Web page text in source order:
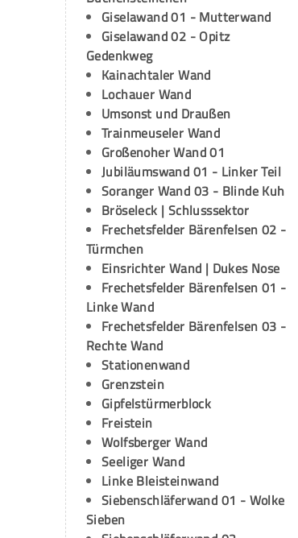
Giselawand 01 - Mutterwand
Giselawand 02 - Opitz
Gedenkweg
Kainachtaler Wand
Lochauer Wand
Umsonst und Draußen
Trainmeuseler Wand
Großenoher Wand 01
Jubiläumswand 01 - Linker Teil
Soranger Wand 03 - Blinde Kuh
Bröseleck | Schlusssektor
Frechetsfelder Bärenfelsen 02 -
Türmchen
Einsrichter Wand | Dukes Nose
Frechetsfelder Bärenfelsen 01 -
Linke Wand
Frechetsfelder Bärenfelsen 03 -
Rechte Wand
Stationenwand
Grenzstein
Gipfelstürmerblock
Freistein
Wolfsberger Wand
Seeliger Wand
Linke Bleisteinwand
Siebenschläferwand 01 - Wolke
Sieben